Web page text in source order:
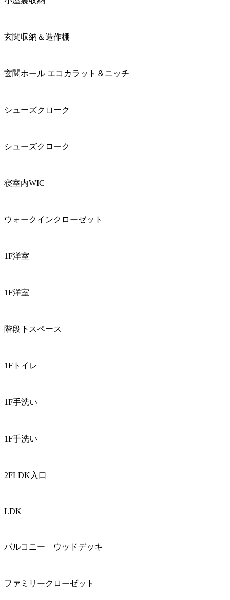
玄関収納＆造作棚
玄関ホール エコカラット＆ニッチ
シューズクローク
シューズクローク
寝室内WIC
ウォークインクローゼット
1F洋室
1F洋室
階段下スペース
1Fトイレ
1F手洗い
1F手洗い
2FLDK入口
LDK
バルコニー ウッドデッキ
ファミリークローゼット